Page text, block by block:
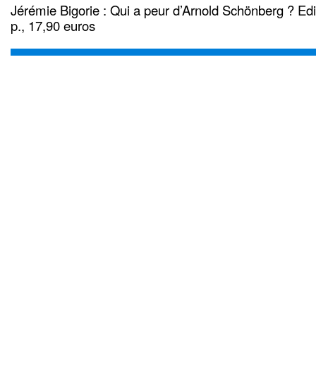
Jérémie Bigorie : Qui a peur d’Arnold Schönberg ?
p., 17,90 euros